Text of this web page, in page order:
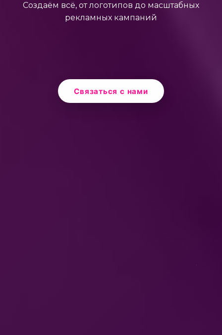
Создаём всё, от логотипов до масштабных
рекламных кампаний
Связаться с нами